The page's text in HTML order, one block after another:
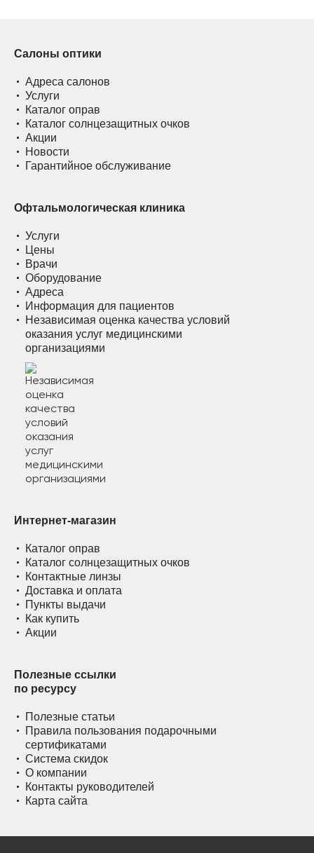
Салоны оптики
Адреса салонов
Услуги
Каталог оправ
Каталог солнцезащитных очков
Акции
Новости
Гарантийное обслуживание
Офтальмологическая клиника
Услуги
Цены
Врачи
Оборудование
Адреса
Информация для пациентов
Независимая оценка качества условий
оказания услуг медицинскими
организациями
Интернет-магазин
Каталог оправ
Каталог солнцезащитных очков
Контактные линзы
Доставка и оплата
Пункты выдачи
Как купить
Акции
Полезные ссылки
по ресурсу
Полезные статьи
Правила пользования подарочными
сертификатами
Система скидок
О компании
Контакты руководителей
Карта сайта